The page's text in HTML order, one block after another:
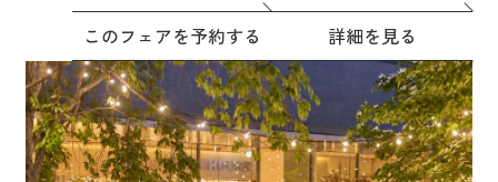
このフェアを予約する 詳細を見る